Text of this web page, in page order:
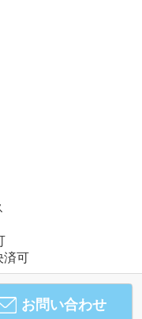
済可
お問い合わせ